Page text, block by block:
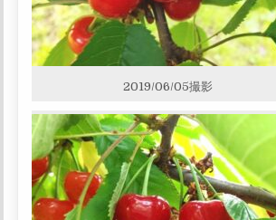
2019/06/05撮影